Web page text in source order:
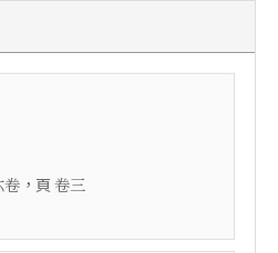
卷 ，頁 卷三